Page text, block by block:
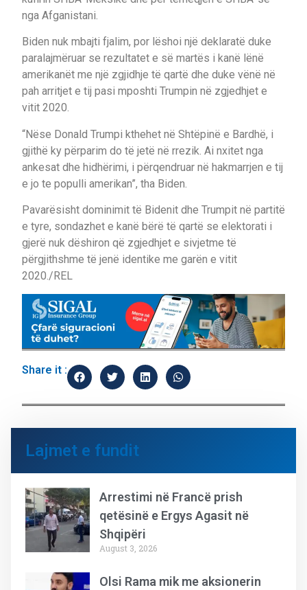
nga Afganistani.
Biden nuk mbajti fjalim, por lëshoi një deklaratë duke
paralajmëruar se rezultatet e së martës i kanë lënë
amerikanët me një zgjidhje të qartë dhe duke vënë në
pah arritjet e tij pasi mposhti Trumpin në zgjedhjet e
vitit 2020.
“Nëse Donald Trumpi kthehet në Shtëpinë e Bardhë, i
gjithë ky përparim do të jetë në rrezik. Ai nxitet nga
ankesat dhe hidhërimi, i përqendruar në hakmarrjen e tij
e jo te populli amerikan”, tha Biden.
Pavarësisht dominimit të Bidenit dhe Trumpit në partitë
e tyre, sondazhet e kanë bërë të qartë se elektorati i
gjerë nuk dëshiron që zgjedhjet e sivjetme të
përgjithshme të jenë identike me garën e vitit
2020./REL
Share it :
Lajmet e fundit
Arrestimi në Francë prish
qetësinë e Ergys Agasit në
Shqipëri
August 3, 2026
Olsi Rama mik me aksionerin